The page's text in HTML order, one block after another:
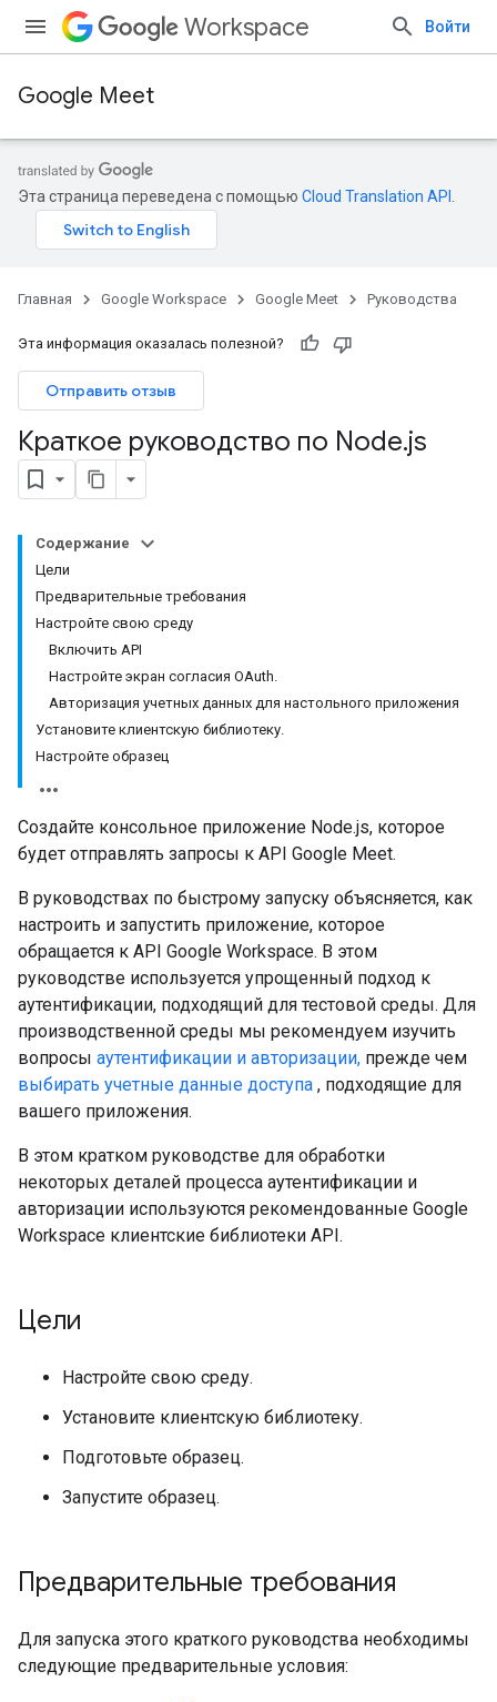
Workspace Войти
Google Meet
Эта страница переведена с помощью Cloud Translation API
Главная Google Workspace Google Meet Руководства
Эта информация оказалась полезной?
Отправить отзыв
Краткое руководство по Node.js
Содержание
Цели
Предварительные требования
Настройте свою среду
Включить API
Настройте экран согласия OAuth.
Авторизация учетных данных для настольного приложения
Установите клиентскую библиотеку.
Настройте образец
Создайте консольное приложение Node.js, которое
будет отправлять запросы к API Google Meet.
В руководствах по быстрому запуску объясняется, как
настроить и запустить приложение, которое
обращается к API Google Workspace. В этом
руководстве используется упрощенный подход к
аутентификации, подходящий для тестовой среды. Для
производственной среды мы рекомендуем изучить
вопросы аутентификации и авторизации, прежде чем
выбирать учетные данные доступа , подходящие для
вашего приложения.
В этом кратком руководстве для обработки
некоторых деталей процесса аутентификации и
авторизации используются рекомендованные Google
Workspace клиентские библиотеки API.
Цели
Настройте свою среду.
Установите клиентскую библиотеку.
Подготовьте образец.
Запустите образец.
Предварительные требования
Для запуска этого краткого руководства необходимы
следующие предварительные условия: